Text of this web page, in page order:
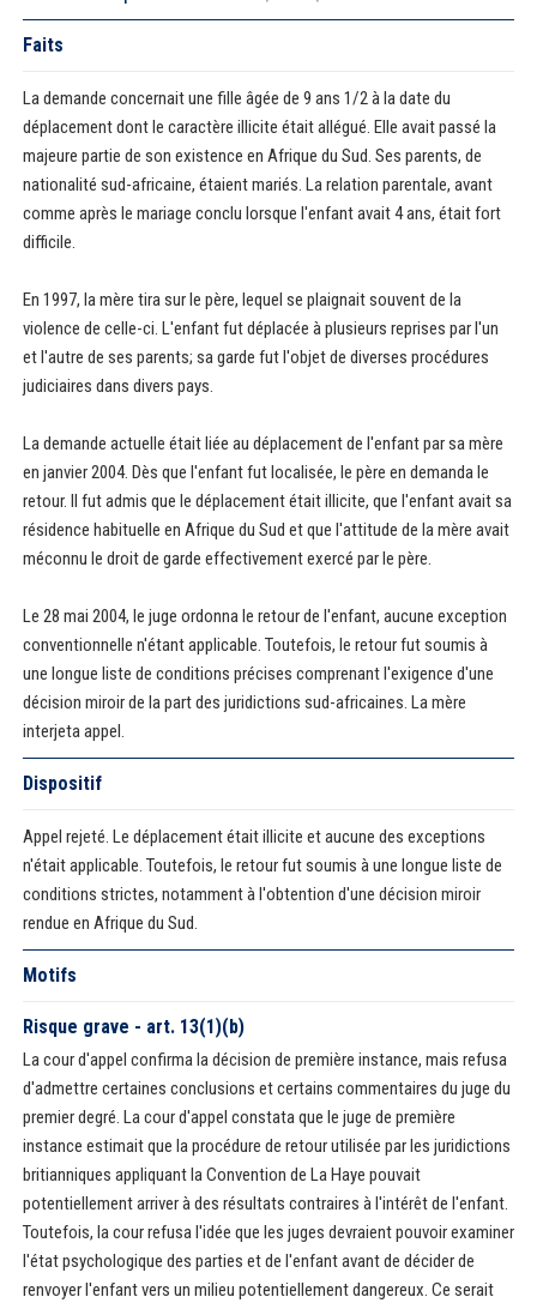
Faits
La demande concernait une fille âgée de 9 ans 1/2 à la date du
déplacement dont le caractère illicite était allégué. Elle avait passé la
majeure partie de son existence en Afrique du Sud. Ses parents, de
nationalité sud-africaine, étaient mariés. La relation parentale, avant
comme après le mariage conclu lorsque l'enfant avait 4 ans, était fort
difficile.
En 1997, la mère tira sur le père, lequel se plaignait souvent de la
violence de celle-ci. L'enfant fut déplacée à plusieurs reprises par l'un
et l'autre de ses parents; sa garde fut l'objet de diverses procédures
judiciaires dans divers pays.
La demande actuelle était liée au déplacement de l'enfant par sa mère
en janvier 2004. Dès que l'enfant fut localisée, le père en demanda le
retour. Il fut admis que le déplacement était illicite, que l'enfant avait sa
résidence habituelle en Afrique du Sud et que l'attitude de la mère avait
méconnu le droit de garde effectivement exercé par le père.
Le 28 mai 2004, le juge ordonna le retour de l'enfant, aucune exception
conventionnelle n'étant applicable. Toutefois, le retour fut soumis à
une longue liste de conditions précises comprenant l'exigence d'une
décision miroir de la part des juridictions sud-africaines. La mère
interjeta appel.
Dispositif
Appel rejeté. Le déplacement était illicite et aucune des exceptions
n'était applicable. Toutefois, le retour fut soumis à une longue liste de
conditions strictes, notamment à l'obtention d'une décision miroir
rendue en Afrique du Sud.
Motifs
Risque grave - art. 13(1)(b)
La cour d'appel confirma la décision de première instance, mais refusa
d'admettre certaines conclusions et certains commentaires du juge du
premier degré. La cour d'appel constata que le juge de première
instance estimait que la procédure de retour utilisée par les juridictions
britianniques appliquant la Convention de La Haye pouvait
potentiellement arriver à des résultats contraires à l'intérêt de l'enfant.
Toutefois, la cour refusa l'idée que les juges devraient pouvoir examiner
l'état psychologique des parties et de l'enfant avant de décider de
renvoyer l'enfant vers un milieu potentiellement dangereux. Ce serait